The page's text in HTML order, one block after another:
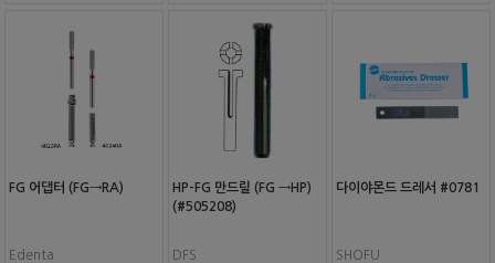
FG 어댑터 (FG→RA)
Edenta
HP-FG 만드릴 (FG →HP)
(#505208)
DFS
다이야몬드 드레서 #0781
SHOFU